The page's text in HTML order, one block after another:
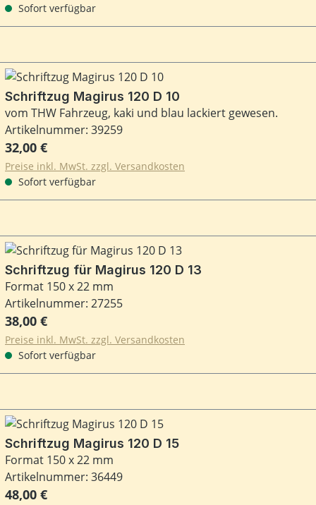
Sofort verfügbar
Schriftzug Magirus 120 D 10
vom THW Fahrzeug, kaki und blau lackiert gewesen.
Artikelnummer: 39259
Regulärer Preis:
32,00 €
Preise inkl. MwSt. zzgl. Versandkosten
Sofort verfügbar
Schriftzug für Magirus 120 D 13
Format 150 x 22 mm
Artikelnummer: 27255
Regulärer Preis:
38,00 €
Preise inkl. MwSt. zzgl. Versandkosten
Sofort verfügbar
Schriftzug Magirus 120 D 15
Format 150 x 22 mm
Artikelnummer: 36449
Regulärer Preis:
48,00 €